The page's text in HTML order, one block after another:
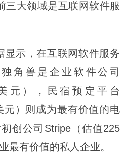
三大领域是互联网软件服
显示，在互联网软件服务
角兽是企业软件公司
元），民宿预定平台
元）则成为最有价值的电
创公司Stripe（估值225
最有价值的私人企业。